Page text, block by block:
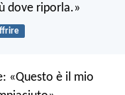
dove riporla.»
«Questo è il mio